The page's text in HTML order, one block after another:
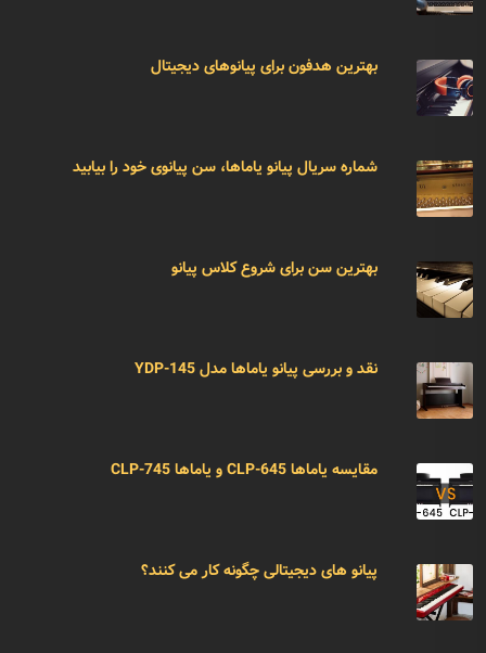
بهترین هدفون برای پیانوهای دیجیتال
شماره سریال پیانو یاماها، سن پیانوی خود را بیابید
بهترین سن برای شروع کلاس پیانو
نقد و بررسی پیانو یاماها مدل YDP-145
مقایسه یاماها CLP-645 و یاماها CLP-745
پیانو های دیجیتالی چگونه کار می کنند؟